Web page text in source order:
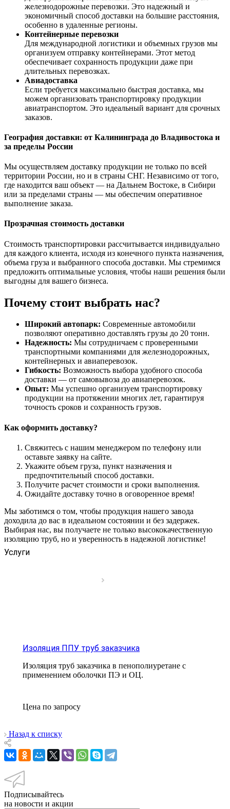
железнодорожные перевозки. Это надежный и
экономичный способ доставки на большие расстояния,
особенно в удаленные регионы.
Контейнерные перевозки
Для международной логистики и объемных грузов мы
организуем отправку контейнерами. Этот метод
обеспечивает сохранность продукции даже при
длительных перевозках.
Авиадоставка
Если требуется максимально быстрая доставка, мы
можем организовать транспортировку продукции
авиатранспортом. Это идеальный вариант для срочных
заказов.
География доставки: от Калининграда до Владивостока и
за пределы России
Мы осуществляем доставку продукции не только по всей
территории России, но и в страны СНГ. Независимо от того,
где находится ваш объект — на Дальнем Востоке, в Сибири
или за пределами страны — мы обеспечим оперативное
выполнение заказа.
Прозрачная стоимость доставки
Стоимость транспортировки рассчитывается индивидуально
для каждого клиента, исходя из конечного пункта назначения,
объема груза и выбранного способа доставки. Мы стремимся
предложить оптимальные условия, чтобы наши решения были
выгодны для вашего бизнеса.
Почему стоит выбрать нас?
Широкий автопарк: Современные автомобили
позволяют оперативно доставлять грузы до 20 тонн.
Надежность: Мы сотрудничаем с проверенными
транспортными компаниями для железнодорожных,
контейнерных и авиаперевозок.
Гибкость: Возможность выбора удобного способа
доставки — от самовывоза до авиаперевозок.
Опыт: Мы успешно организуем транспортировку
продукции на протяжении многих лет, гарантируя
точность сроков и сохранность грузов.
Как оформить доставку?
Свяжитесь с нашим менеджером по телефону или
оставьте заявку на сайте.
Укажите объем груза, пункт назначения и
предпочтительный способ доставки.
Получите расчет стоимости и сроки выполнения.
Ожидайте доставку точно в оговоренное время!
Мы заботимся о том, чтобы продукция нашего завода
доходила до вас в идеальном состоянии и без задержек.
Выбирая нас, вы получаете не только высококачественную
изоляцию труб, но и уверенность в надежной логистике!
Услуги
Изоляция ППУ труб заказчика
Изоляция труб заказчика в пенополиуретане с
применением оболочки ПЭ и ОЦ.
Цена по запросу
Назад к списку
Подписывайтесь
на новости и акции